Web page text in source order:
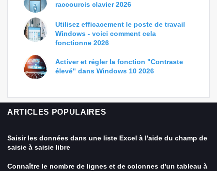
raccourcis clavier 2026
Utilisez efficacement le poste de travail
Windows - voici comment cela
fonctionne 2026
Activer et régler la fonction "Contraste
élevé" dans Windows 10 2026
ARTICLES POPULAIRES
Saisir les données dans une liste Excel à l'aide du champ de
saisie à saisie libre
Connaître le nombre de lignes et de colonnes d'un tableau à